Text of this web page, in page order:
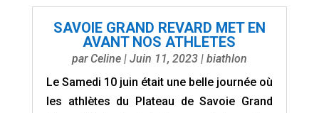
SAVOIE GRAND REVARD MET EN
AVANT NOS ATHLETES
par Celine| Juin 11, 2023| biathlon
Le Samedi 10 juin était une belle journée où
les athlètes du Plateau de Savoie Grand